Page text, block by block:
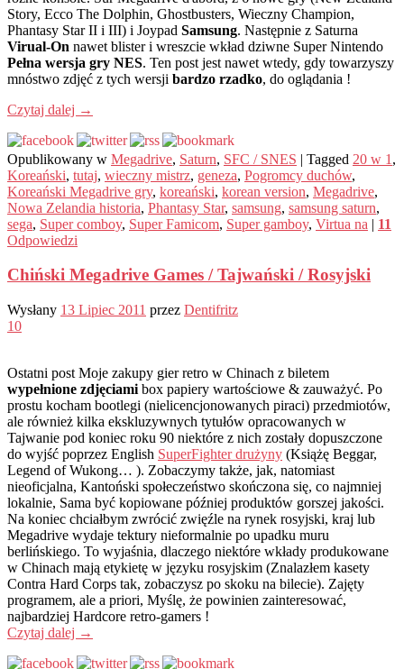
Story, Ecco The Dolphin, Ghostbusters, Wieczny Champion,
Phantasy Star II i III) i Joypad Samsung. Następnie z Saturna
Virual-On nawet blister i wreszcie wkład dziwne Super Nintendo
Pełna wersja gry NES. Ten post jest nawet wtedy, gdy towarzyszy
mnóstwo zdjęć z tych wersji bardzo rzadko, do oglądania !
Czytaj dalej →
Opublikowany w Megadrive, Saturn, SFC / SNES | Tagged 20 w 1 ,
Koreański, tutaj, wieczny mistrz, geneza, Pogromcy duchów,
Koreański Megadrive gry, koreański, korean version, Megadrive,
Nowa Zelandia historia, Phantasy Star, samsung, samsung saturn,
sega, Super comboy, Super Famicom, Super gamboy, Virtua na | 11
Odpowiedzi
Chiński Megadrive Games / Tajwański / Rosyjski
Wysłany 13 Lipiec 2011 przez Dentifritz
10
Ostatni post Moje zakupy gier retro w Chinach z biletem
wypełnione zdjęciami box papiery wartościowe & zauważyć. Po
prostu kocham bootlegi (nielicencjonowanych piraci) przedmiotów,
ale również kilka ekskluzywnych tytułów opracowanych w
Tajwanie pod koniec roku 90 niektóre z nich zostały dopuszczone
do wyjść poprzez English SuperFighter drużyny (Książę Beggar,
Legend of Wukong… ). Zobaczymy także, jak, natomiast
nieoficjalna, Kantoński społeczeństwo skończona się, co najmniej
lokalnie, Sama być kopiowane później produktów gorszej jakości.
Na koniec chciałbym zwrócić zwięźle na rynek rosyjski, kraj lub
Megadrive wydaje tektury nieformalnie po upadku muru
berlińskiego. To wyjaśnia, dlaczego niektóre wkłady produkowane
w Chinach mają etykietę w języku rosyjskim (Znalazłem kasety
Contra Hard Corps tak, zobaczysz po skoku na bilecie). Zajęty
programem, ale a priori, Myślę, że powinien zainteresować,
najbardziej Hardcore retro-gamers !
Czytaj dalej →